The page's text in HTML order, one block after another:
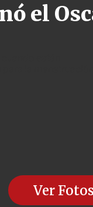
el
Ver Fotos